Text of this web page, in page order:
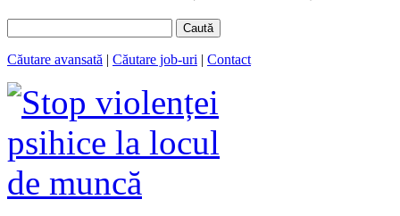
Caută
Căutare avansată | Căutare job-uri | Contact